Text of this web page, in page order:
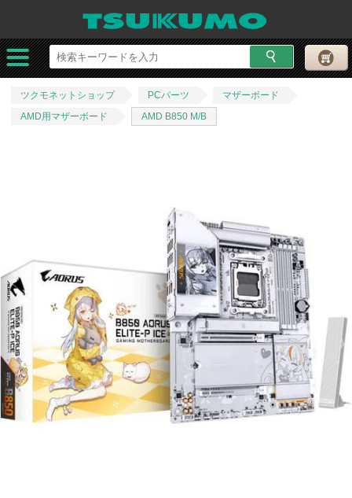
ツクモネットショップ PCパーツ
マザーボード
AMD用マザーボード
AMD B850 M/B